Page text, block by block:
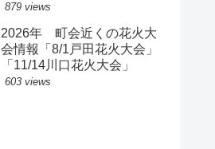
879 views
2026年 町会近くの花火大
会情報「8/1戸田花火大会」
「11/14川口花火大会」
603 views